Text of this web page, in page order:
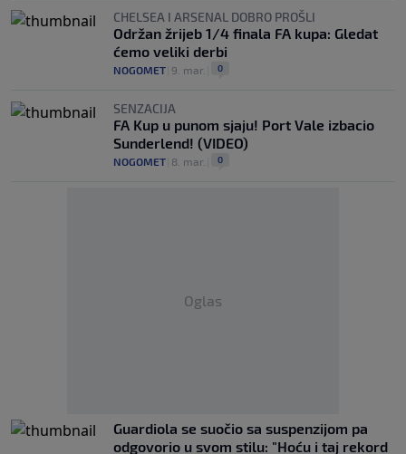
CHELSEA I ARSENAL DOBRO PROŠLI
Održan žrijeb 1/4 finala FA kupa: Gledat
ćemo veliki derbi
NOGOMET 9. mar. 0
SENZACIJA
FA Kup u punom sjaju! Port Vale izbacio
Sunderlend! (VIDEO)
NOGOMET 8. mar. 0
Oglas
Guardiola se suočio sa suspenzijom pa
odgovorio u svom stilu: "Hoću i taj rekord